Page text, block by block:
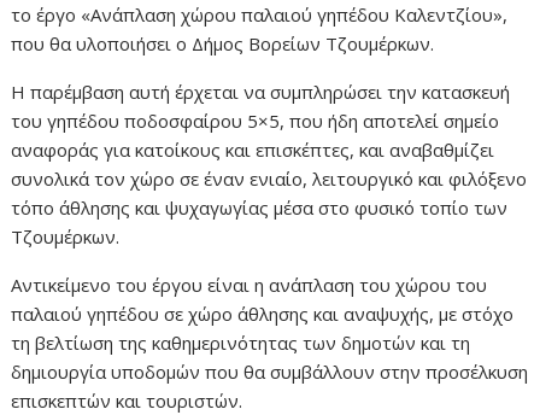
το έργο «Ανάπλαση χώρου παλαιού γηπέδου Καλεντζίου»,
που θα υλοποιήσει ο Δήμος Βορείων Τζουμέρκων.
Η παρέμβαση αυτή έρχεται να συμπληρώσει την κατασκευή
του γηπέδου ποδοσφαίρου 5×5, που ήδη αποτελεί σημείο
αναφοράς για κατοίκους και επισκέπτες, και αναβαθμίζει
συνολικά τον χώρο σε έναν ενιαίο, λειτουργικό και φιλόξενο
τόπο άθλησης και ψυχαγωγίας μέσα στο φυσικό τοπίο των
Τζουμέρκων.
Αντικείμενο του έργου είναι η ανάπλαση του χώρου του
παλαιού γηπέδου σε χώρο άθλησης και αναψυχής, με στόχο
τη βελτίωση της καθημερινότητας των δημοτών και τη
δημιουργία υποδομών που θα συμβάλλουν στην προσέλκυση
επισκεπτών και τουριστών.